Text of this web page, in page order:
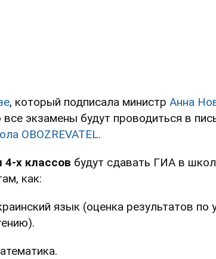
, который подписала министр Анна
все экзамены будут проводиться в
OBOZREVATEL.
4-х классов будут сдавать ГИА в
как:
язык (оценка результатов по